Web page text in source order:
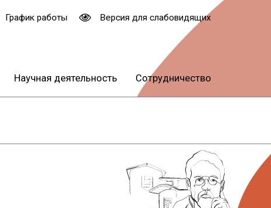
График работы Версия для слабовидящих
Научная деятельность Сотрудничество